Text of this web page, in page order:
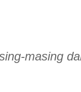
masing